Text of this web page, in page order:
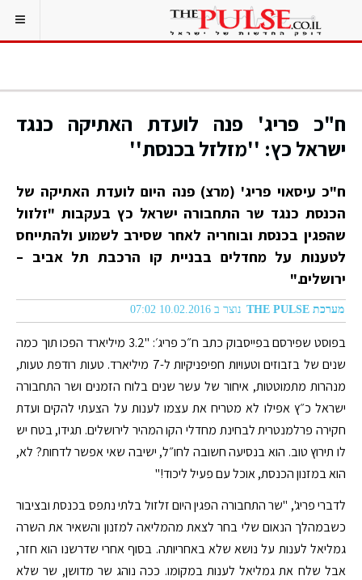
ח"כ פריג' פנה לועדת האתיקה כנגד
ישראל כץ: ''מזלזל בכנסת''
ח"כ עיסאוי פריג' (מרצ) פנה היום לועדת האתיקה של
הכנסת כנגד שר התחבורה ישראל כץ בעקבות "זלזול
שהפגין בכנסת ובוחריה לאחר שסירב לשמוע ולהתייחס
לטענות על מחדלים בבניית קו הרכבת תל אביב –
ירושלים."
מערכת THE PULSE נוצר ב 10.02.2016 07:02
בפוסט שפירסם בפייסבוק כתב ח״כ פריג׳: "3.2 מיליארד הפכו תוך כמה
שנים של בזבוזים וטעויות חפיפניקיות ל-7 מיליארד. טעות רודפת טעות,
מנהרות מתמוטטות, איחור של עשר שנים בלוח הזמנים ושר התחבורה
ישראל כ״ץ אפילו לא מטריח את עצמו לענות על הצעתי להקים ועדת
חקירה פרלמנטרית לבחינת מחדלי הקו המהיר לירושלים. תגידו, בטח יש
לו תירוץ טוב. הוא בנסיעה חשובה לחו״ל, ישיבה שאי אפשר לדחות? לא,
הוא במזנון הכנסת, אוכל עם פעיל ליכוד!"
לדברי פריג', "שר התחבורה הפגין היום זלזול בלתי נתפס בכנסת ובציבור
כשבמהלך הנאום שלי בחר לצאת מהמליאה למזנון והשאיר את השרה
גמליאל לענות על נושא שלא באחריותה. בסוף אחרי שדרשנו הוא חזר,
אבל שלח את גמליאל לענות במקומו. ככה נוהג שר מדושן, שר שלא